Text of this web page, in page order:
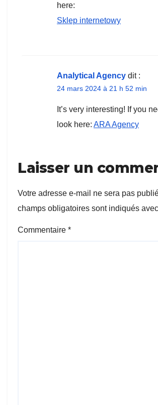
here:
Sklep internetowy
Analytical Agency dit :
24 mars 2024 à 21 h 52 min
It’s very interesting! If you
look here: ARA Agency
Laisser un
Votre adresse e-mail ne sera pas
champs obligatoires sont indiqués avec
Commentaire *